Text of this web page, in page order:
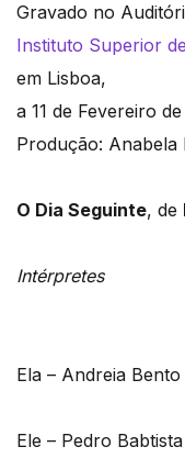
Gravado no
Instituto Superior
em Lisboa,
a 11 de Fevereiro
Produção: Anabela
O Dia Seguinte, de
Intérpretes
Ela – Andreia Bento
Ele – Pedro Babtista